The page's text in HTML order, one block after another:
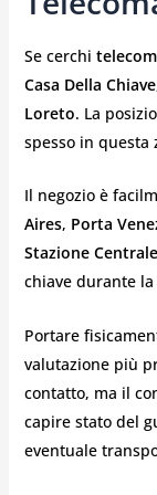
Se cerchi
Casa Della Chiave
Loreto. La
spesso in questa
Il negozio è
Aires, Porta
Stazione Centrale
chiave durante
Portare
valutazione più
contatto, ma il
capire stato del
eventuale